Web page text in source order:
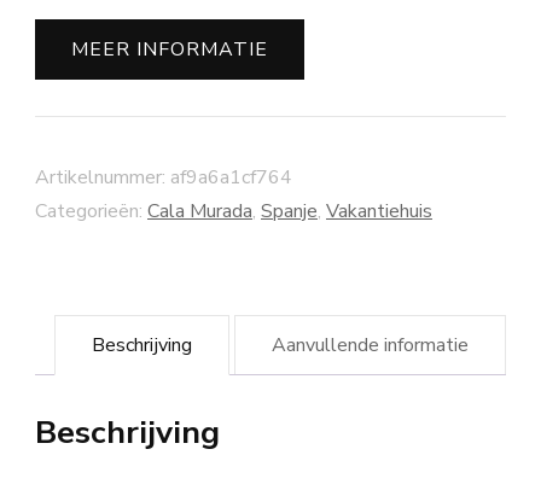
MEER INFORMATIE
Artikelnummer: af9a6a1cf764
Categorieën: Cala Murada, Spanje, Vakantiehuis
Beschrijving Aanvullende informatie
Beschrijving